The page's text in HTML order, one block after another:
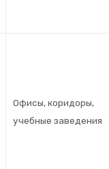
Офисы, коридоры,
учебные заведения